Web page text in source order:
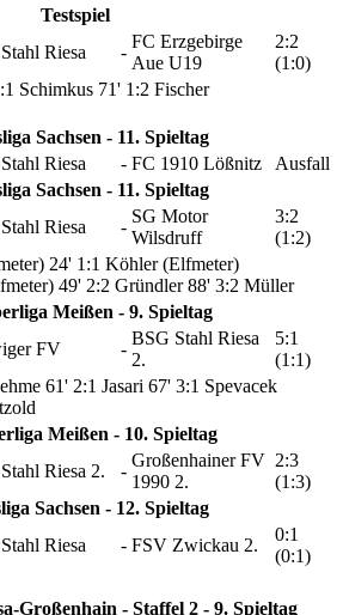
Testspiel
Riesa -
FC Erzgebirge
Aue U19
2:2
(1:0)
Schimkus 71' 1:2 Fischer
Sachsen - 11. Spieltag
Riesa - FC 1910 Lößnitz
Ausfall
Sachsen - 11. Spieltag
Riesa -
SG Motor
Wilsdruff
3:2
(1:2)
24' 1:1 Köhler (Elfmeter)
49' 2:2 Gründler88' 3:2 Müller
Meißen - 9. Spieltag
FV -
BSG Stahl Riesa
2.
5:1
(1:1)
61' 2:1 Jasari 67' 3:1 Spevacek
Meißen - 10. Spieltag
Riesa 2. -
Großenhainer FV
1990 2.
2:3
(1:3)
Sachsen - 12. Spieltag
Riesa - FSV Zwickau 2.
0:1
(0:1)
Großenhain - Staffel 2 - 9. Spieltag